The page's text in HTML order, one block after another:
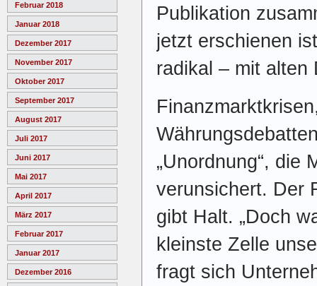
Februar 2018
Januar 2018
Dezember 2017
November 2017
Oktober 2017
September 2017
August 2017
Juli 2017
Juni 2017
Mai 2017
April 2017
März 2017
Februar 2017
Januar 2017
Dezember 2016
Publikation
jetzt erschienen
radikal – mit alten
„Unordnung“, die
verunsichert. Der
gibt Halt. „Doch
kleinste Zelle
fragt sich